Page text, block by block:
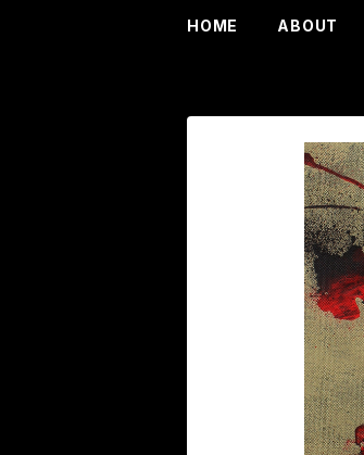
HOME ABOUT